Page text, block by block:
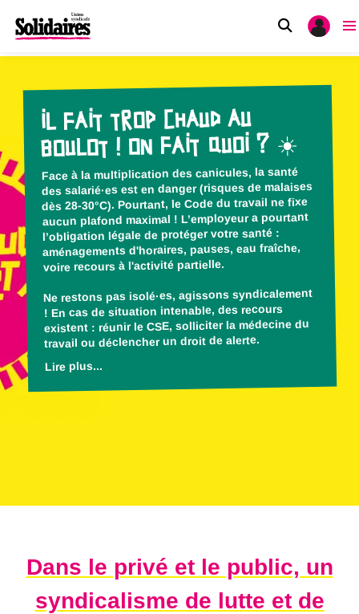
IL FAIT TROP CHAUD AU
BOULOT ! ON FAIT QUOI ? ☀️
Face à la multiplication des canicules, la santé
des salarié·es est en danger (risques de malaises
dès 28-30°C). Pourtant, le Code du travail ne fixe
aucun plafond maximal ! L’employeur a pourtant
l’obligation légale de protéger votre santé :
aménagements d'horaires, pauses, eau fraîche,
voire recours à l'activité partielle.
Ne restons pas isolé·es, agissons syndicalement
! En cas de situation intenable, des recours
existent : réunir le CSE, solliciter la médecine du
travail ou déclencher un droit de alerte.
Lire plus...
Dans le privé et le public, un
syndicalisme de lutte et de